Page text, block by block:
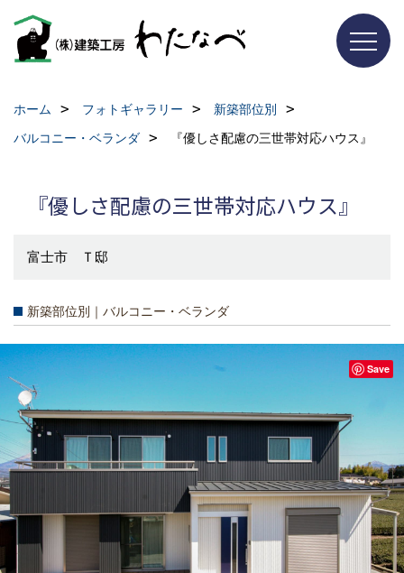
ホーム フォトギャラリー
新築部位別
バルコニー・ベランダ
『優しさ配慮の三世帯対応ハウス』
『優しさ配慮の三世帯対応ハウス』
富士市 Ｔ邸
新築部位別｜バルコニー・ベランダ
Save